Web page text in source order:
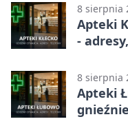
8 sierpnia
Apteki
-
8 sierpnia
Apteki